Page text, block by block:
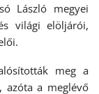
László megyei
világi elöljárói,
meg a
azóta a meglévő